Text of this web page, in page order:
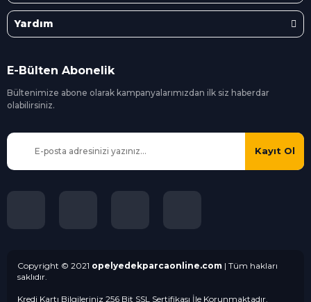
Yardım
E-Bülten Abonelik
Bültenimize abone olarak kampanyalarımızdan ilk siz haberdar
olabilirsiniz.
Kayıt Ol
Copyright © 2021 opelyedekparcaonline.com | Tüm hakları
saklıdır.
Kredi Kartı Bilgileriniz 256 Bit SSL Sertifikası İle Korunmaktadır.